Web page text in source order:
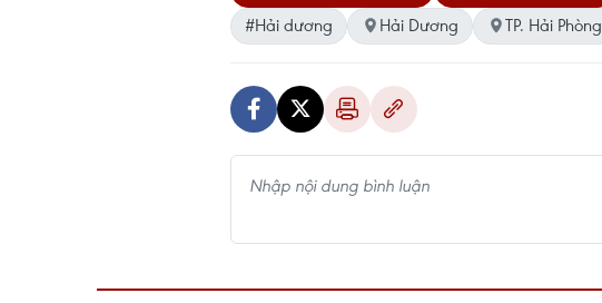
#Hải dương
Hải Dương TP. Hải Phòng